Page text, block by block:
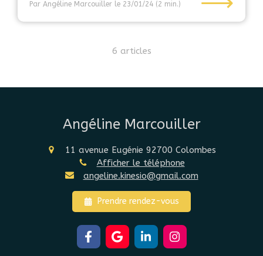
Par Angéline Marcouiller le 23/01/24 (2 min.)
6 articles
Angéline Marcouiller
11 avenue Eugénie 92700 Colombes
Afficher le téléphone
angeline.kinesio@gmail.com
Prendre rendez-vous